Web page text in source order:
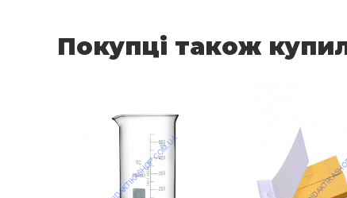
Покупці також